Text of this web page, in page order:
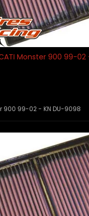
Monster 900 99-02
900 99-02 - KN DU-9098